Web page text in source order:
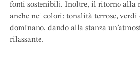
fonti sostenibili. Inoltre, il ritorno alla
anche nei colori: tonalità terrose, verdi
dominano, dando alla stanza
rilassante.